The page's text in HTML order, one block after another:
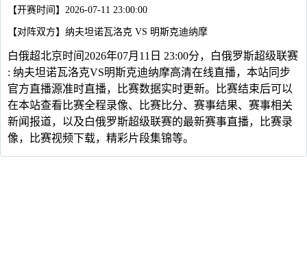
【开赛时间】2026-07-11 23:00:00
【对阵双方】纳夫坦诺瓦洛克 VS 明斯克迪纳摩
白俄超北京时间2026年07月11日 23:00分，白俄罗斯超级联赛
: 纳夫坦诺瓦洛克VS明斯克迪纳摩高清在线直播，本站同步
官方直播源准时直播，比赛数据实时更新。比赛结束后可以
在本站查看比赛全程录像、比赛比分、赛事结果、赛事相关
新闻报道，以及白俄罗斯超级联赛的最新赛事直播，比赛录
像，比赛视频下载，精彩片段集锦等。